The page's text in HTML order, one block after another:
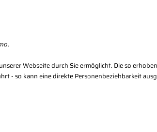
.
Webseite durch Sie ermöglicht. Die so
- so kann eine direkte Personenbeziehbarkeit